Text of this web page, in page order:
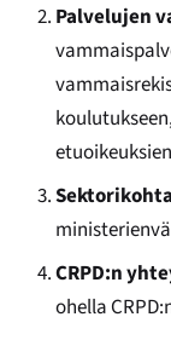
Palvelujen
CRPD:n
ohella